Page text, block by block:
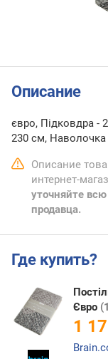
Описание
євро, Підковдра -
230 см, Наволочка
Описание
интернет-
уточняйте
продавца.
Где купить?
Євро
1